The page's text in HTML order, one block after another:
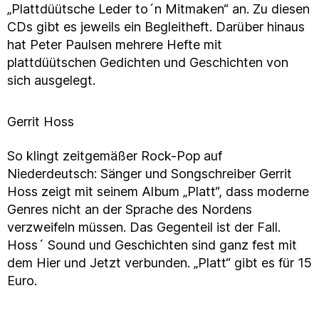
„Plattdüütsche Leder to´n Mitmaken“ an. Zu diesen
CDs gibt es jeweils ein Begleitheft. Darüber hinaus
hat Peter Paulsen mehrere Hefte mit
plattdüütschen Gedichten und Geschichten von
sich ausgelegt.
Gerrit Hoss
So klingt zeitgemäßer Rock-Pop auf
Niederdeutsch: Sänger und Songschreiber Gerrit
Hoss zeigt mit seinem Album „Platt“, dass moderne
Genres nicht an der Sprache des Nordens
verzweifeln müssen. Das Gegenteil ist der Fall.
Hoss´ Sound und Geschichten sind ganz fest mit
dem Hier und Jetzt verbunden. „Platt“ gibt es für 15
Euro.